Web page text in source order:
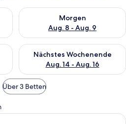
für heute Nacht, Aug. 7 - Aug. 8.
Morgen
Aug. 8 - Aug. 9
Überprüfe die Verfügbarkeit
für dieses Wochenende, Aug. 7
Nächstes Wochenende
Aug. 14 - Aug. 16
Überprüfe die Verfügbarkeit
Über 3 Betten
Ein Hotelzimmer mit Bett,